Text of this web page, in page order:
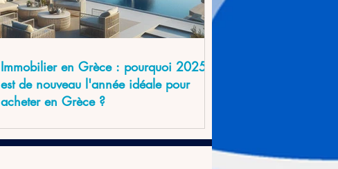
Immobilier en Grèce : pourquoi 2025
est de nouveau l'année idéale pour
acheter en Grèce ?